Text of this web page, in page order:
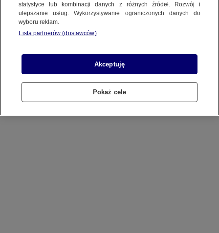
statystyce lub kombinacji danych z różnych źródeł. Rozwój i
ulepszanie usług. Wykorzystywanie ograniczonych danych do
wyboru reklam.
Lista partnerów (dostawców)
Akceptuję
Pokaż cele